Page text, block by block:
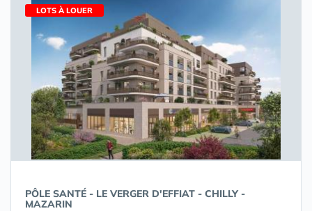
LOTS À LOUER
PÔLE SANTÉ - LE VERGER D'EFFIAT - CHILLY -
MAZARIN